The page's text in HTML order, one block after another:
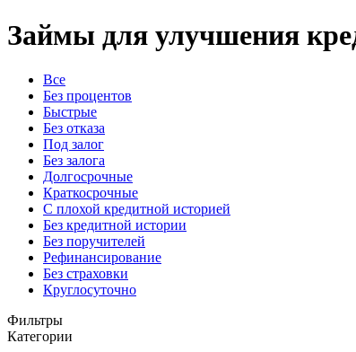
Займы для улучшения
Все
Без процентов
Быстрые
Без отказа
Под залог
Без залога
Долгосрочные
Краткосрочные
С плохой кредитной историей
Без кредитной истории
Без поручителей
Рефинансирование
Без страховки
Круглосуточно
Фильтры
Категории